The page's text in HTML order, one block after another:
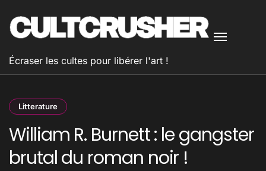
contenu
Écraser les cultes pour libérer l'art !
Litterature
William R. Burnett : le gangster
brutal du roman noir !